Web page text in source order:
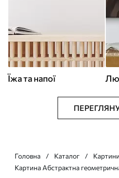
Їжа та напої
Головна Каталог
Картина Абстрактна